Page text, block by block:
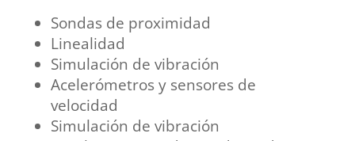
Sondas de proximidad
Linealidad
Simulación de vibración
Acelerómetros y sensores de
velocidad
Simulación de vibración